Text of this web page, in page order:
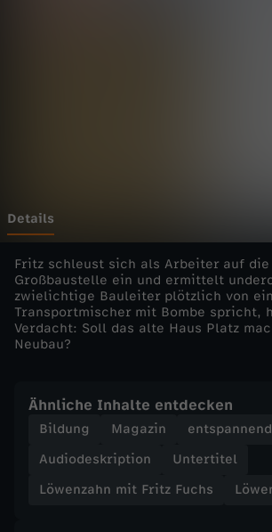
F
r
i
t
z
F
u
Details
Fritz schleust sich als Arbeiter auf die
Großbaustelle ein und ermittelt
zwielichtige Bauleiter plötzlich von
Transportmischer mit Bombe spricht,
Verdacht: Soll das alte Haus Platz
Neubau?
Ähnliche Inhalte entdecken
Bildung Magazin
entspannend
Audiodeskription
Untertitel
Löwenzahn mit Fritz Fuchs